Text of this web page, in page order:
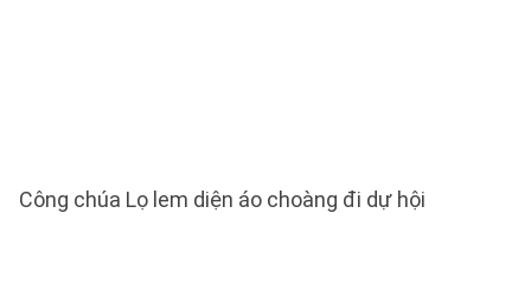
Công chúa Lọ lem diện áo choàng đi dự hội